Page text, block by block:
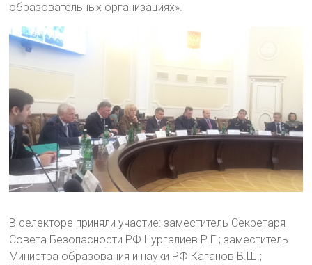
образовательных организациях».
В селекторе приняли участие: заместитель Секретаря
Совета Безопасности РФ Нургалиев Р.Г.; заместитель
Министра образования и науки РФ Каганов В.Ш.;